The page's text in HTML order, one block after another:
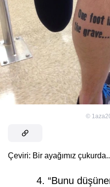
©
Çeviri: Bir ayağımız
4. “Bunu